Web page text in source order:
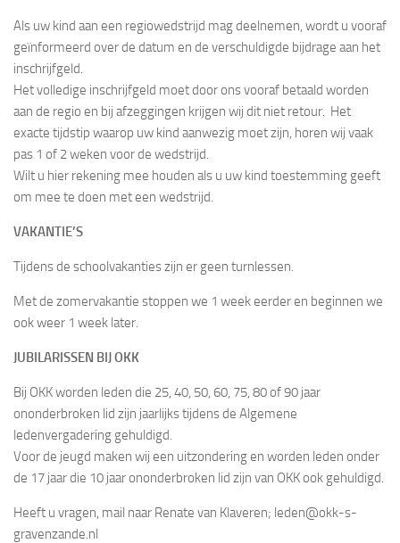
Als uw kind aan een regiowedstrijd mag deelnemen, wordt u vooraf
geïnformeerd over de datum en de verschuldigde bijdrage aan het
inschrijfgeld.
Het volledige inschrijfgeld moet door ons vooraf betaald worden
aan de regio en bij afzeggingen krijgen wij dit niet retour. Het
exacte tijdstip waarop uw kind aanwezig moet zijn, horen wij vaak
pas 1 of 2 weken voor de wedstrijd.
Wilt u hier rekening mee houden als u uw kind toestemming geeft
om mee te doen met een wedstrijd.
VAKANTIE’S
Tijdens de schoolvakanties zijn er geen turnlessen.
Met de zomervakantie stoppen we 1 week eerder en beginnen we
ook weer 1 week later.
JUBILARISSEN BIJ OKK
Bij OKK worden leden die 25, 40, 50, 60, 75, 80 of 90 jaar
ononderbroken lid zijn jaarlijks tijdens de Algemene
ledenvergadering gehuldigd.
Voor de jeugd maken wij een uitzondering en worden leden onder
de 17 jaar die 10 jaar ononderbroken lid zijn van OKK ook gehuldigd.
Heeft u vragen, mail naar Renate van Klaveren; leden@okk-s-
gravenzande.nl